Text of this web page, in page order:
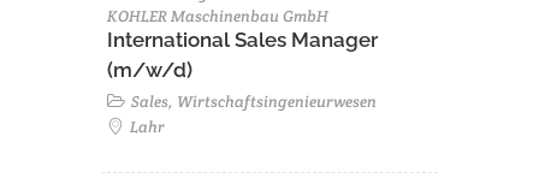
KOHLER Maschinenbau GmbH
International Sales Manager
(m/w/d)
Sales, Wirtschaftsingenieurwesen
Lahr